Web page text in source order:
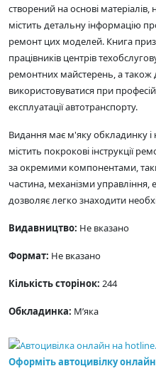
створений на основі
містить детальну інформацію
ремонт цих моделей. Книга
працівників центрів
ремонтних майстерень, а також
використовуватися при
експлуатації автотранспорту.
Видання має м'яку обкладинку і
містить покрокові інструкції
за окремими компонентами,
частина, механізми
дозволяє легко знаходити
Видавництво: Не вказано
Формат: Не вказано
Кількість сторінок: 244
Обкладинка: М’яка
Оформіть автоцивілку онлайн